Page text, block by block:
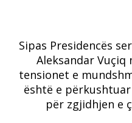
Sipas Presidencës
Aleksandar
tensionet e
është e
për zgjidhjen e